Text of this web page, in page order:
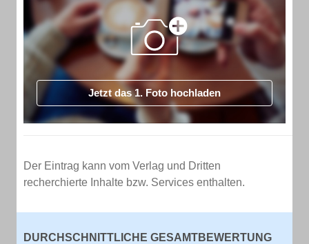
Jetzt das 1. Foto hochladen
Der Eintrag kann vom Verlag und Dritten
recherchierte Inhalte bzw. Services enthalten.
DURCHSCHNITTLICHE GESAMTBEWERTUNG